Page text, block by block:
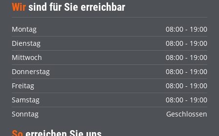
Wir sind für Sie erreichbar
Montag
08:00 - 19:00
Dienstag
08:00 - 19:00
Mittwoch
08:00 - 19:00
Donnerstag
08:00 - 19:00
Freitag
08:00 - 19:00
Samstag
08:00 - 19:00
Sonntag
Geschlossen